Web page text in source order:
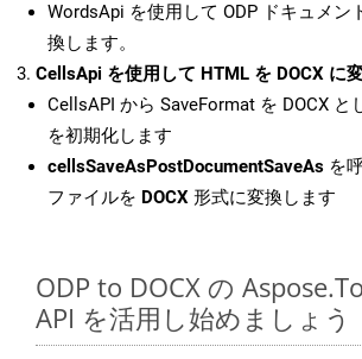
WordsApi を使用して ODP ドキュメン
換します。
CellsApi を使用して HTML を DOCX に
CellsAPI から SaveFormat を DOCX と
を初期化します
cellsSaveAsPostDocumentSaveAs を
ファイルを DOCX 形式に変換します
ODP to DOCX の
API を活用し始めましょう